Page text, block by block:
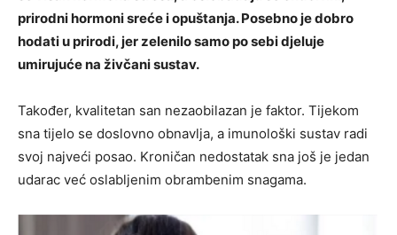
prirodni hormoni sreće i opuštanja. Posebno je dobro
hodati u prirodi, jer zelenilo samo po sebi djeluje
umirujuće na živčani sustav.
Također, kvalitetan san nezaobilazan je faktor. Tijekom
sna tijelo se doslovno obnavlja, a imunološki sustav radi
svoj najveći posao. Kroničan nedostatak sna još je jedan
udarac već oslabljenim obrambenim snagama.